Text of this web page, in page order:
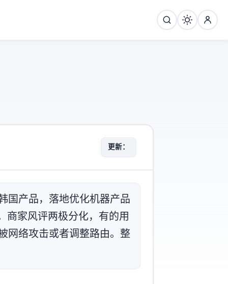
更新：2026-04-07
本、韩国产品，落地/优化机器产品
商家风评两极分化，有的用
网络攻击或者调整路由。整